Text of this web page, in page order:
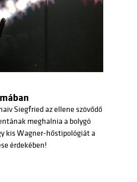
Siegfried az ellene szövődő
meghalnia a bolygó
kis Wagner-hőstipológiát a
érdekében!